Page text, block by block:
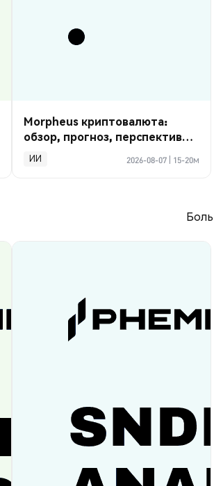
Morpheus криптовалюта:
обзор, прогноз, перспективы
2026
ИИ 2026-08-07 15-20м